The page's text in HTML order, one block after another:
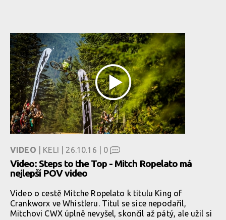
VIDEO | KELI | 26.10.16 | 0
Video: Steps to the Top - Mitch Ropelato má
nejlepší POV video
Video o cestě Mitche Ropelato k titulu King of
Crankworx ve Whistleru. Titul se sice nepodařil,
Mitchovi CWX úplně nevyšel, skončil až pátý, ale užil si